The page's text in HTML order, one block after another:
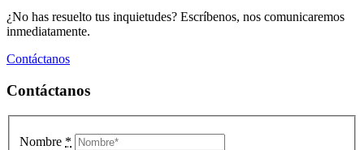
¿No has resuelto tus inquietudes? Escríbenos, nos comunicaremos
inmediatamente.
Contáctanos
Contáctanos
Nombre *